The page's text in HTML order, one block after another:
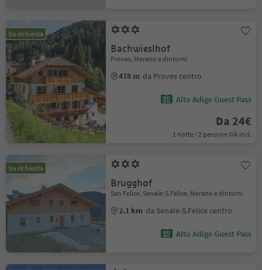
Su richiesta
Bachwieslhof
Proves, Merano e dintorni
478 m da Proves centro
Alto Adige Guest Pass
Da 24€
1 notte / 2 persone IVA incl.
Su richiesta
Brugghof
San Felice, Senale-S.Felice, Merano e dintorni
2.1 km da Senale-S.Felice centro
Alto Adige Guest Pass